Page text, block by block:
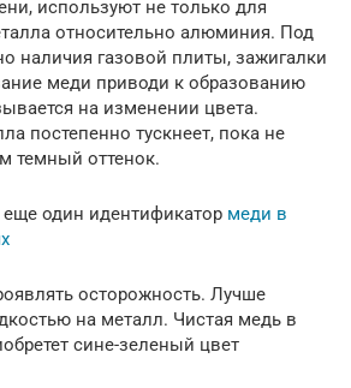
используют не только для
относительно алюминия. Под
наличия газовой плиты, зажигалки
меди приводи к образованию
на изменении цвета.
постепенно тускнеет, пока не
темный оттенок.
один идентификатор меди в
осторожность. Лучше
на металл. Чистая медь в
сине-зеленый цвет